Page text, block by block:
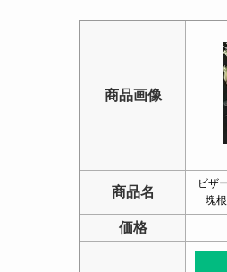
商品画像
商品名
ビザ
塊
価格